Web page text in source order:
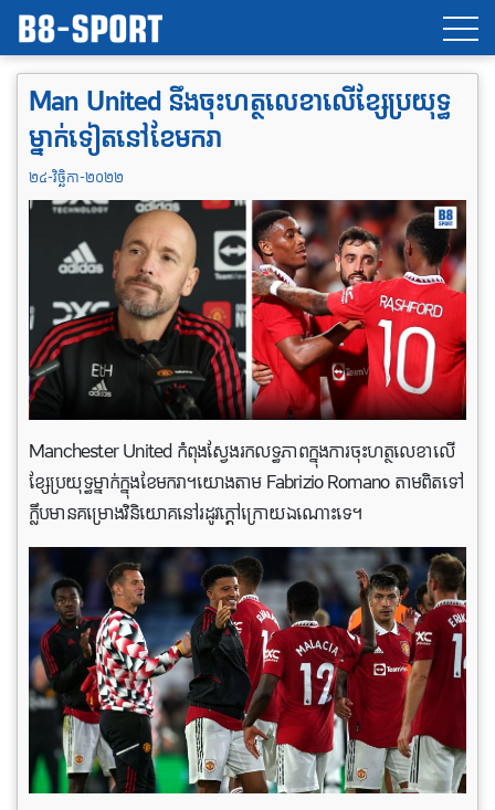
Man United នឹងចុះហត្ថលេខាលើខ្សែប្រយុទ្ធ
ម្នាក់ទៀតនៅខែមករា
២៤-វិច្ឆិកា-២០២២
Manchester United កំពុងស្វែងរកលទ្ធភាពក្នុងការចុះហត្ថលេខាលើ
ខ្សែប្រយុទ្ធម្នាក់ក្នុងខែមករា។យោងតាម Fabrizio Romano តាម​ពិត​ទៅ
ក្លឹបមានគម្រោងវិនិយោគនៅរដូវក្តៅក្រោយឯណោះទេ។